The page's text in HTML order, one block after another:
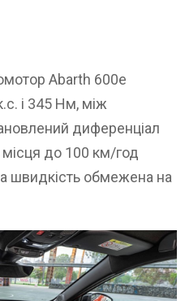
Abarth 600e
і 345 Нм, між
диференціал
місця до 100 км/год
швидкість обмежена на